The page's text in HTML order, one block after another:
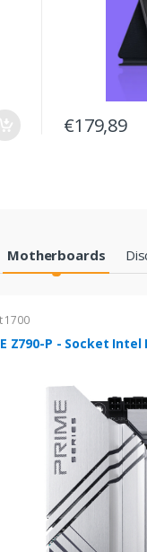
€179,89
Motherboards
1700
Z790-P - Socket Intel